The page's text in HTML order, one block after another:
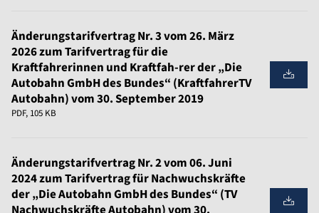
Änderungstarifvertrag Nr. 3 vom 26. März
2026 zum Tarifvertrag für die
Kraftfahrerinnen und Kraftfah-rer der „Die
Autobahn GmbH des Bundes“ (KraftfahrerTV
Autobahn) vom 30. September 2019
PDF, 105 KB
Änderungstarifvertrag Nr. 2 vom 06. Juni
2024 zum Tarifvertrag für Nachwuchskräfte
der „Die Autobahn GmbH des Bundes“ (TV